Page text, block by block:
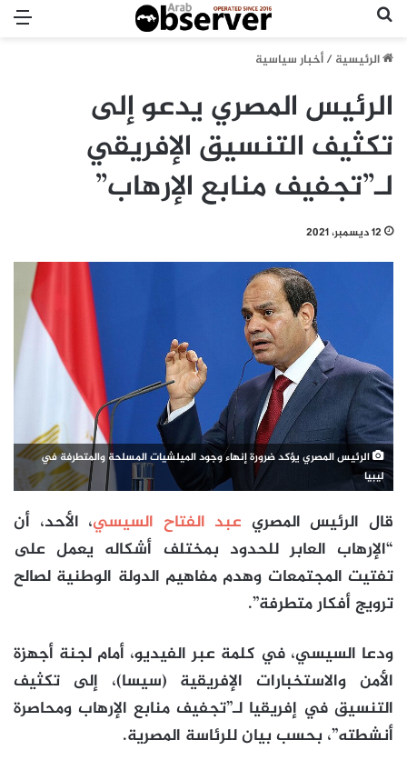
الرئيسية/أخبار سياسية
الرئيس المصري يدعو إلى
تكثيف التنسيق الإفريقي
لـ”تجفيف منابع الإرهاب”
12 ديسمبر، 2021
الرئيس المصري يؤكد ضرورة إنهاء وجود الميلشيات المسلحة والمتطرفة في
ليبيا
قال الرئيس المصري عبد الفتاح السيسي، الأحد، أن
“الإرهاب العابر للحدود بمختلف أشكاله يعمل على
تفتيت المجتمعات وهدم مفاهيم الدولة الوطنية لصالح
ترويج أفكار متطرفة”.
ودعا السيسي، في كلمة عبر الفيديو، أمام لجنة أجهزة
الأمن والاستخبارات الإفريقية (سيسا)، إلى تكثيف
التنسيق في إفريقيا لـ”تجفيف منابع الإرهاب ومحاصرة
أنشطته”، بحسب بيان للرئاسة المصرية.